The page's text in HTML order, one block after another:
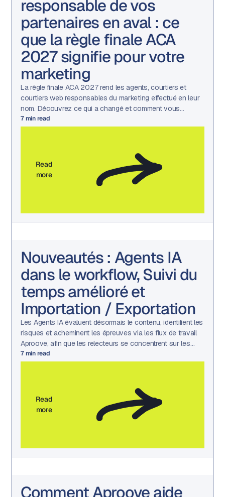
responsable de vos
partenaires en aval : ce
que la règle finale ACA
2027 signifie pour votre
marketing
La règle finale ACA 2027 rend les agents, courtiers et
courtiers web responsables du marketing effectué en leur
nom. Découvrez ce qui a changé et comment vous
préparer.
7min read
Read
more
Nouveautés : Agents IA
dans le workflow, Suivi du
temps amélioré et
Importation / Exportation
Les Agents IA évaluent désormais le contenu, identifient les
risques et acheminent les épreuves via les flux de travail
Aproove, afin que les relecteurs se concentrent sur les
décisions qui nécessitent une intervention humaine.
7min read
Read
more
Comment Aproove aide